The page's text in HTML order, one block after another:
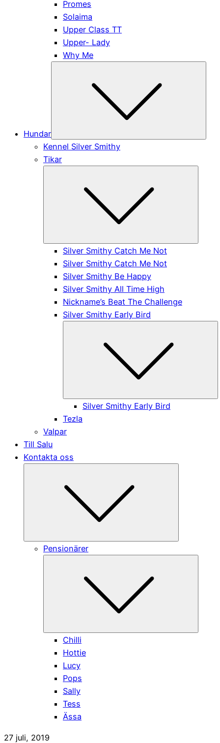
Promes
Solaima
Upper Class TT
Upper- Lady
Why Me
Hundar
Kennel Silver Smithy
Tikar
Silver Smithy Catch Me Not
Silver Smithy Catch Me Not
Silver Smithy Be Happy
Silver Smithy All Time High
Nickname’s Beat The Challenge
Silver Smithy Early Bird
Silver Smithy Early Bird
Tezla
Valpar
Till Salu
Kontakta oss
Pensionärer
Chilli
Hottie
Lucy
Pops
Sally
Tess
Ässa
27 juli, 2019